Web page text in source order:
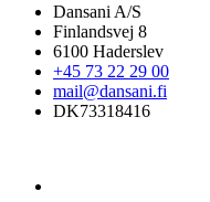
Dansani A/S
Finlandsvej 8
6100 Haderslev
+45 73 22 29 00
mail@dansani.fi
DK73318416